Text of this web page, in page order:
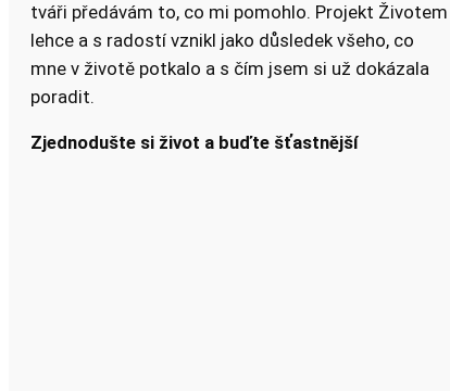
tváři předávám to, co mi pomohlo. Projekt Životem
lehce a s radostí vznikl jako důsledek všeho, co
mne v životě potkalo a s čím jsem si už dokázala
poradit.
Zjednodušte si život a buďte šťastnější